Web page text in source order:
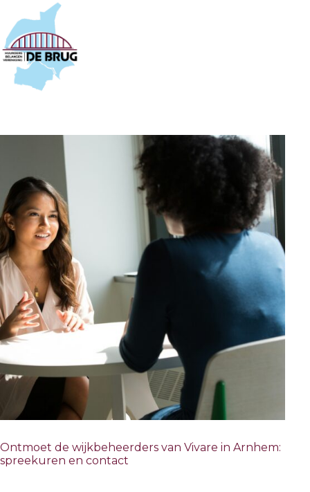
Ontmoet de wijkbeheerders van Vivare in Arnhem:
spreekuren en contact